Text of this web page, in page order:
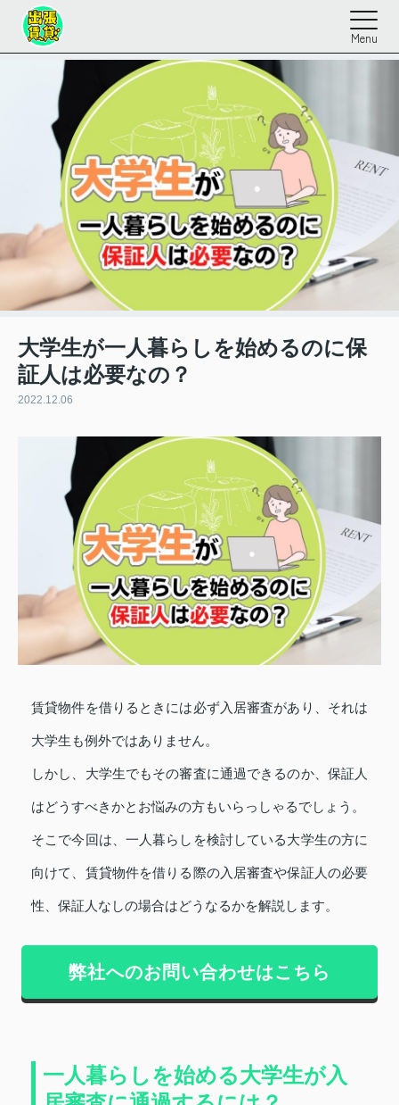
Menu
大学生が一人暮らしを始めるのに保
証人は必要なの？
2022.12.06
賃貸物件を借りるときには必ず入居審査があり、それは
大学生も例外ではありません。
しかし、大学生でもその審査に通過できるのか、保証人
はどうすべきかとお悩みの方もいらっしゃるでしょう。
そこで今回は、一人暮らしを検討している大学生の方に
向けて、賃貸物件を借りる際の入居審査や保証人の必要
性、保証人なしの場合はどうなるかを解説します。
弊社へのお問い合わせはこちら
一人暮らしを始める大学生が入